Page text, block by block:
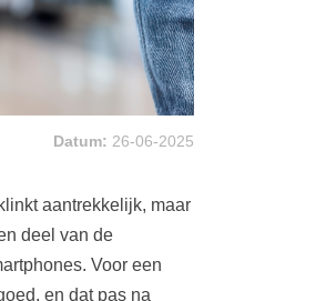
Datum: 26-06-2025
aantrekkelijk, maar
deel van de
Voor een
en dat pas na